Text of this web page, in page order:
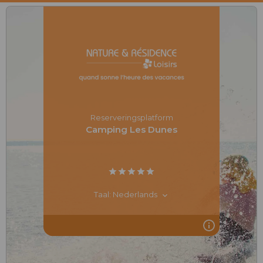
Reserveringsplatform
Camping Les Dunes
Taal: Nederlands